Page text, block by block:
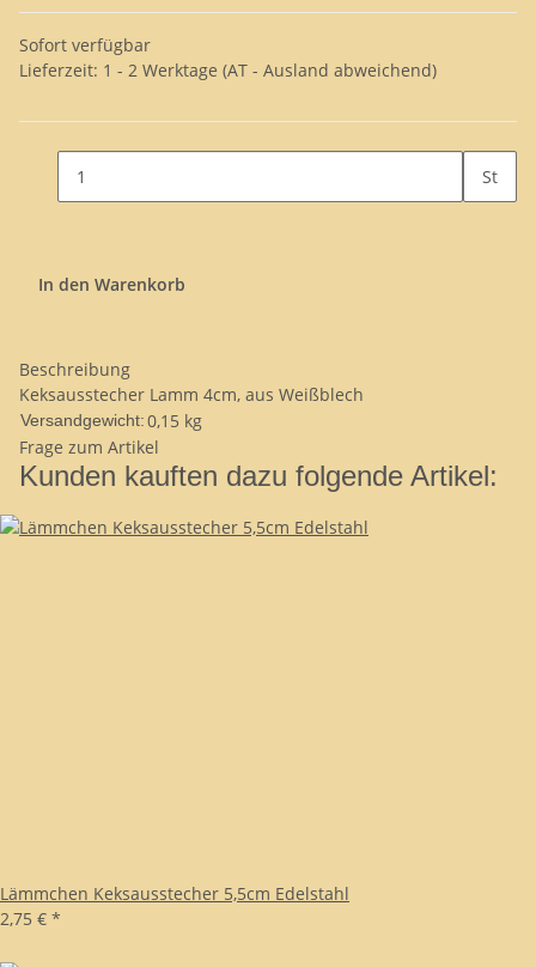
Sofort verfügbar
Lieferzeit: 1 - 2 Werktage (AT - Ausland abweichend)
St
In den Warenkorb
Beschreibung
Keksausstecher Lamm 4cm, aus Weißblech
Versandgewicht:0,15 kg
Frage zum Artikel
Kunden kauften dazu folgende Artikel:
Lämmchen Keksausstecher 5,5cm Edelstahl
2,75 € *